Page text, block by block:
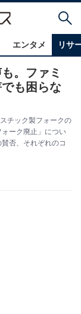
エンタメ リサ
。ファミ
も困らな
チック製フォークの
ーク廃止」につい
否、それぞれのコ